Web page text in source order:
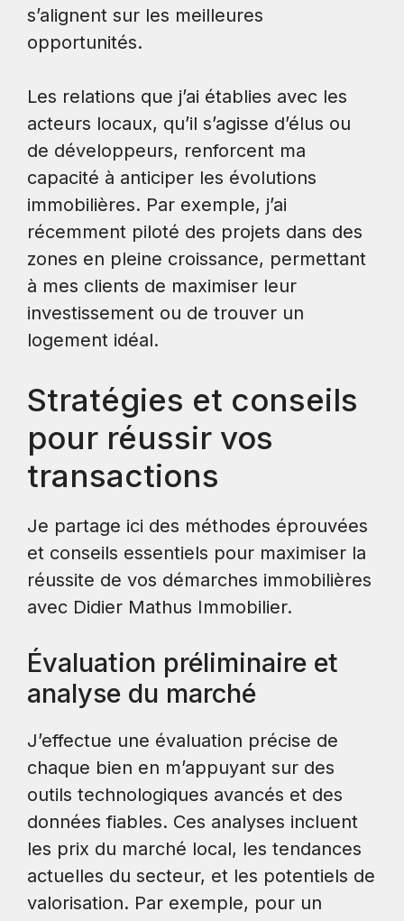
s’alignent sur les meilleures
opportunités.
Les relations que j’ai établies avec les
acteurs locaux, qu’il s’agisse d’élus ou
de développeurs, renforcent ma
capacité à anticiper les évolutions
immobilières. Par exemple, j’ai
récemment piloté des projets dans des
zones en pleine croissance, permettant
à mes clients de maximiser leur
investissement ou de trouver un
logement idéal.
Stratégies et conseils
pour réussir vos
transactions
Je partage ici des méthodes éprouvées
et conseils essentiels pour maximiser la
réussite de vos démarches immobilières
avec Didier Mathus Immobilier.
Évaluation préliminaire et
analyse du marché
J’effectue une évaluation précise de
chaque bien en m’appuyant sur des
outils technologiques avancés et des
données fiables. Ces analyses incluent
les prix du marché local, les tendances
actuelles du secteur, et les potentiels de
valorisation. Par exemple, pour un